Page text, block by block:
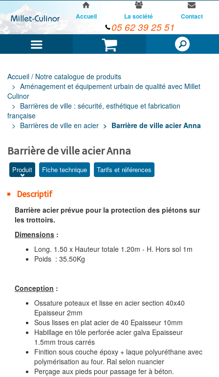
Panier
Accueil La société Contact
05 62 39 25 51
Accueil / Notre catalogue de produits
Aménagement et équipement urbain de qualité avec Millet
Culinor
Barrières de ville : sécurité, esthétique et fabrication
française
Barrières de ville en acier
Barrière de ville acier Anna
Barrière de ville acier Anna
Produit Fiche technique Tarifs et références
Descriptif
Barrière acier prévue pour la protection des piétons sur
les trottoirs.
Dimensions :
Long. 1.50 x Hauteur totale 1.20m - H. Hors sol 1m
Poids : 35.50Kg
Conception :
Ossature poteaux et lisse en acier section 40x40
Epaisseur 2mm
Sous lisses en plat acier de 40 Epaisseur 10mm
Habillage en tôle perforée acier galva Epaisseur
1.5mm trous carrés
Finition sous couche époxy + laque polyuréthane avec
polymérisation au four. Ral selon nuancier
Perçage aux pieds pour passage fer à béton.